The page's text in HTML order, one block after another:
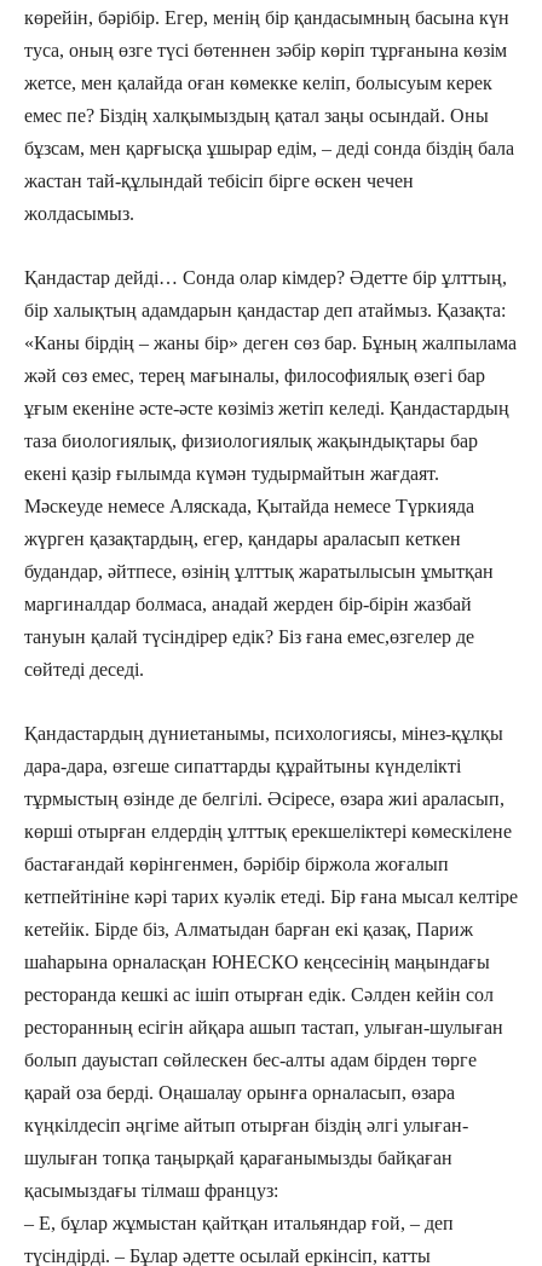
көрейін, бәрібір. Егер, менің бір қандасымның басына күн
туса, оның өзге түсі бөтеннен зәбір көріп тұрғанына көзім
жетсе, мен қалайда оған көмекке келіп, болысуым керек
емес пе? Біздің халқымыздың қатал заңы осындай. Оны
бұзсам, мен қарғысқа ұшырар едім, – деді сонда біздің бала
жастан тай-құлындай тебісіп бірге өскен чечен
жолдасымыз.
Қандастар дейді… Сонда олар кімдер? Әдетте бір ұлттың,
бір халықтың адамдарын қандастар деп атаймыз. Қазақта:
«Каны бірдің – жаны бір» деген сөз бар. Бұның жалпылама
жәй сөз емес, терең мағыналы, философиялық өзегі бар
ұғым екеніне әсте-әсте көзіміз жетіп келеді. Қандастардың
таза биологиялық, физиологиялық жақындықтары бар
екені қазір ғылымда күмән тудырмайтын жағдаят.
Мәскеуде немесе Аляскада, Қытайда немесе Түркияда
жүрген қазақтардың, егер, қандары араласып кеткен
будандар, әйтпесе, өзінің ұлттық жаратылысын ұмытқан
маргиналдар болмаса, анадай жерден бір-бірін жазбай
тануын қалай түсіндірер едік? Біз ғана емес,өзгелер де
сөйтеді деседі.
Қандастардың дүниетанымы, пси­хо­логиясы, мінез-құлқы
дара-дара, өзгеше сипаттарды құрайтыны күн­делікті
тұрмыстың өзінде де белгілі. Әсіресе, өзара жиі араласып,
көрші отырған елдердің ұлттық ерекшеліктері көмескілене
бастағандай көрінгенмен, бәрібір біржола жоғалып
кетпейтініне кәрі тарих куәлік етеді. Бір ғана мысал келтіре
кетейік. Бірде біз, Алматыдан барған екі қазақ, Париж
шаһарына орналасқан ЮНЕСКО кеңсесінің маңындағы
ресторанда кешкі ас ішіп отырған едік. Сәлден кейін сол
ресторанның есігін айқара ашып тастап, улыған-шулыған
болып дауыстап сөйлескен бес-алты адам бірден төрге
қарай оза берді. Оңашалау орынға орналасып, өзара
күңкілдесіп әңгіме айтып отырған біздің әлгі улыған-
шулыған топқа таңырқай қара­ғанымызды байқаған
қасымыздағы тілмаш француз:
– Е, бұлар жұмыстан қайтқан итальяндар ғой, – деп
түсіндірді. – Бұлар әдетте осылай еркінсіп, катты